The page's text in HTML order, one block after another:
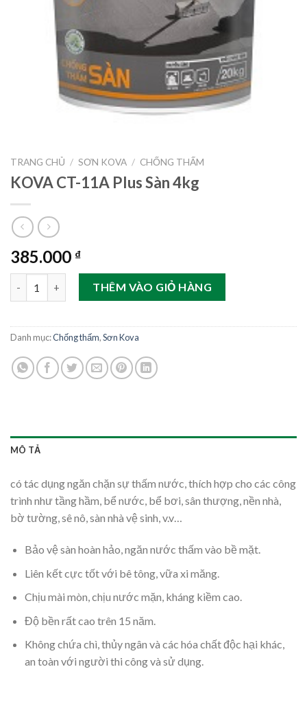
TRANG CHỦ / SƠN KOVA / CHỐNG THẤM
KOVA CT-11A Plus Sàn 4kg
385.000 ₫
KOVA CT-11A Plus Sàn 4kg số lượng
THÊM VÀO GIỎ HÀNG
Danh mục:Chống thấm,Sơn Kova
MÔ TẢ
có tác dụng ngăn chặn sự thấm nước, thích hợp cho các công
trình như tầng hầm, bể nước, bể bơi, sân thượng, nền nhà,
bờ tường, sê nô, sàn nhà vệ sinh, v.v…
Bảo vệ sàn hoàn hảo, ngăn nước thấm vào bề mặt.
Liên kết cực tốt với bê tông, vữa xi măng.
Chịu mài mòn, chịu nước mặn, kháng kiềm cao.
Độ bền rất cao trên 15 năm.
Không chứa chì, thủy ngân và các hóa chất độc hại khác,
an toàn với người thi công và sử dụng.